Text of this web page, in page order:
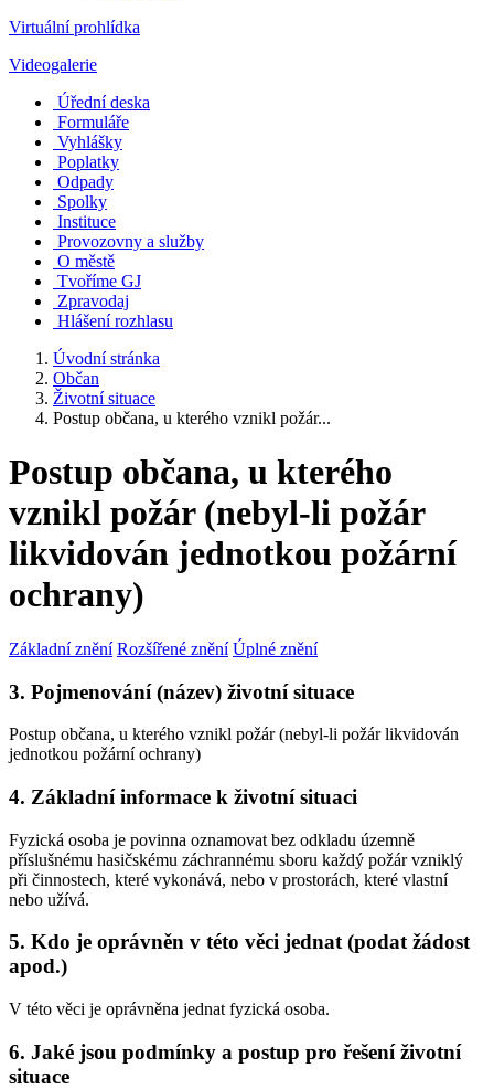
Virtuální prohlídka
Videogalerie
Úřední deska
Formuláře
Vyhlášky
Poplatky
Odpady
Spolky
Instituce
Provozovny a služby
O městě
Tvoříme GJ
Zpravodaj
Hlášení rozhlasu
Úvodní stránka
Občan
Životní situace
Postup občana, u kterého vznikl požár...
Postup občana, u kterého
vznikl požár (nebyl-li požár
likvidován jednotkou požární
ochrany)
Základní znění Rozšířené znění Úplné znění
3. Pojmenování (název) životní situace
Postup občana, u kterého vznikl požár (nebyl-li požár likvidován
jednotkou požární ochrany)
4. Základní informace k životní situaci
Fyzická osoba je povinna oznamovat bez odkladu územně
příslušnému hasičskému záchrannému sboru každý požár vzniklý
při činnostech, které vykonává, nebo v prostorách, které vlastní
nebo užívá.
5. Kdo je oprávněn v této věci jednat (podat žádost
apod.)
V této věci je oprávněna jednat fyzická osoba.
6. Jaké jsou podmínky a postup pro řešení životní
situace